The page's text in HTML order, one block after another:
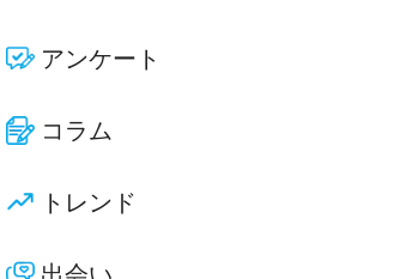
アンケート
コラム
トレンド